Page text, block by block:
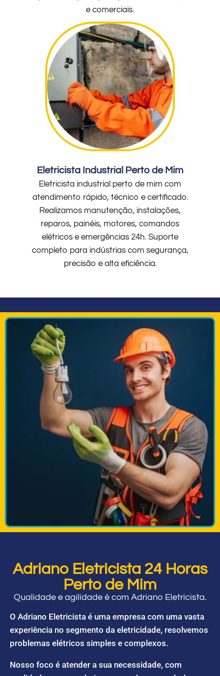
e comerciais.
Eletricista Industrial Perto de Mim
Eletricista industrial perto de mim com
atendimento rápido, técnico e certificado.
Realizamos manutenção, instalações,
reparos, painéis, motores, comandos
elétricos e emergências 24h. Suporte
completo para indústrias com segurança,
precisão e alta eficiência.
Adriano Eletricista 24 Horas
Perto de Mim
Qualidade e agilidade é com Adriano Eletricista.
O Adriano Eletricista é uma empresa com uma vasta
experiência no segmento da eletricidade, resolvemos
problemas elétricos simples e complexos.
Nosso foco é atender a sua necessidade, com